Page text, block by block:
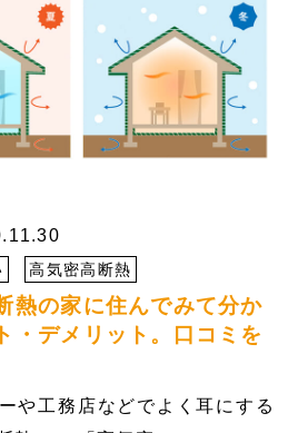
高気密高断熱
熱の家に住んでみて分か
・デメリット。口コミを
や工務店などでよく耳にする